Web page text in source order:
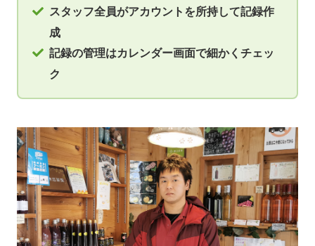
スタッフ全員がアカウントを所持して記録作
成
記録の管理はカレンダー画面で細かくチェッ
ク